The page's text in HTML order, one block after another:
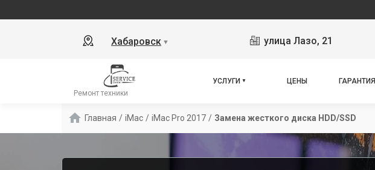
Хабаровск ▼ улица Лазо, 21
Ремонт техники
УСЛУГИ ЦЕНЫ ГАРАНТИЯ
Главная / iMac / iMac Pro 2017 / Замена жесткого диска HDD/SSD